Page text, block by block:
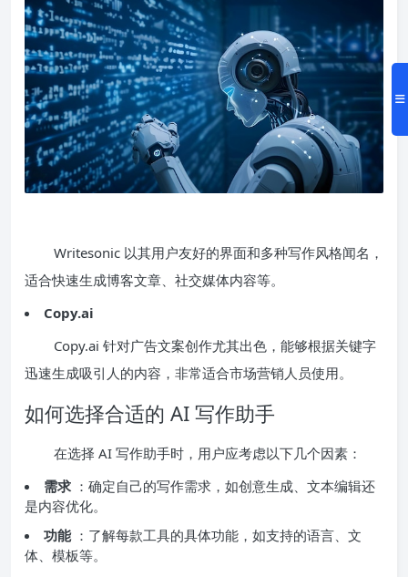
Writesonic 以其用户友好的界面和多种写作风格闻名，
适合快速生成博客文章、社交媒体内容等。
Copy.ai
Copy.ai 针对广告文案创作尤其出色，能够根据关键字
迅速生成吸引人的内容，非常适合市场营销人员使用。
如何选择合适的 AI 写作助手
在选择 AI 写作助手时，用户应考虑以下几个因素：
需求 ：确定自己的写作需求，如创意生成、文本编辑还
是内容优化。
功能 ：了解每款工具的具体功能，如支持的语言、文
体、模板等。